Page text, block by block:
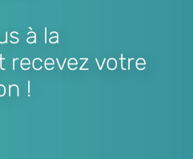
à la
recevez votre
!